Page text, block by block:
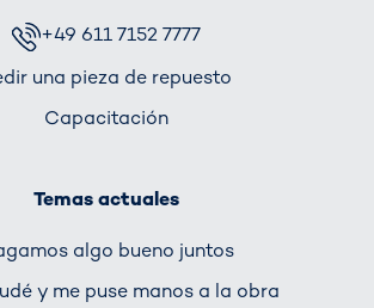
+49 611 7152 7777
una pieza de repuesto
Capacitación
Temas actuales
algo bueno juntos
y me puse manos a la obra